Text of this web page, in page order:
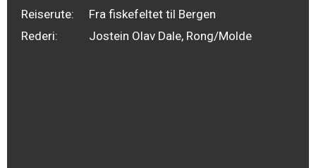
Reiserute:
Fra fiskefeltet til Bergen
Rederi:
Jostein Olav Dale, Rong/Molde